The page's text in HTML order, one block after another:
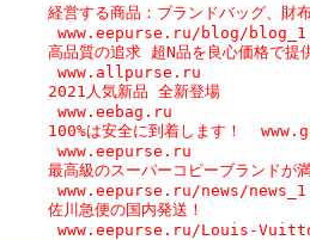
経営する商品：ブランドバッグ、財
www.eepurse.ru/blog/
高品質の追求 超N品を良心価格で提
www.allpurse.ru
2021人気新品 全新登場
www.eebag.ru
100%は安全に到着します！
www.eepurse.ru
最高級のスーパーコピーブランドが
www.eepurse.ru/news/
佐川急便の国内発送！
www.eepurse.ru/Louis-